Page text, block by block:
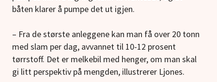
båten klarer å pumpe det ut igjen.
– Fra de største anleggene kan man få over 20 tonn
med slam per dag, avvannet til 10-12 prosent
tørrstoff. Det er melkebil med henger, om man skal
gi litt perspektiv på mengden, illustrerer Ljones.